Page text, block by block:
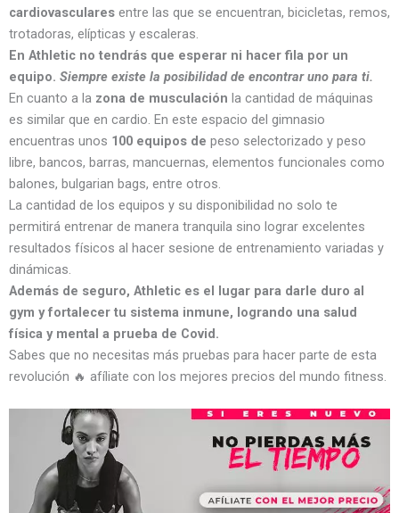
cardiovasculares entre las que se encuentran, bicicletas, remos,
trotadoras, elípticas y escaleras.
En Athletic no tendrás que esperar ni hacer fila por un
equipo. Siempre existe la posibilidad de encontrar uno para ti.
En cuanto a la zona de musculación la cantidad de máquinas
es similar que en cardio. En este espacio del gimnasio
encuentras unos 100 equipos de peso selectorizado y peso
libre, bancos, barras, mancuernas, elementos funcionales como
balones, bulgarian bags, entre otros.
La cantidad de los equipos y su disponibilidad no solo te
permitirá entrenar de manera tranquila sino lograr excelentes
resultados físicos al hacer sesione de entrenamiento variadas y
dinámicas.
Además de seguro, Athletic es el lugar para darle duro al
gym y fortalecer tu sistema inmune, logrando una salud
física y mental a prueba de Covid.
Sabes que no necesitas más pruebas para hacer parte de esta
revolución 🔥 afíliate con los mejores precios del mundo fitness.